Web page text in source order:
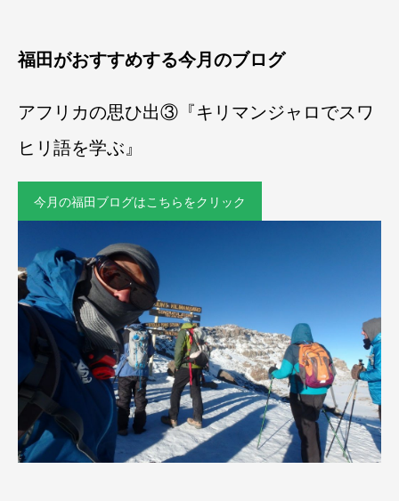
福田がおすすめする今月のブログ
アフリカの思ひ出③『キリマンジャロでスワ
ヒリ語を学ぶ』
今月の福田ブログはこちらをクリック